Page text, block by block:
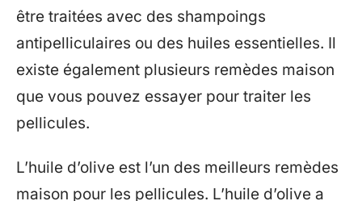
être traitées avec des shampoings
antipelliculaires ou des huiles essentielles. Il
existe également plusieurs remèdes maison
que vous pouvez essayer pour traiter les
pellicules.
L’huile d’olive est l’un des meilleurs remèdes
maison pour les pellicules. L’huile d’olive a